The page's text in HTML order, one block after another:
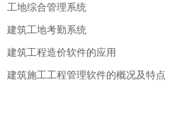
工地综合管理系统
建筑工地考勤系统
建筑工程造价软件的应用
建筑施工工程管理软件的概况及特点